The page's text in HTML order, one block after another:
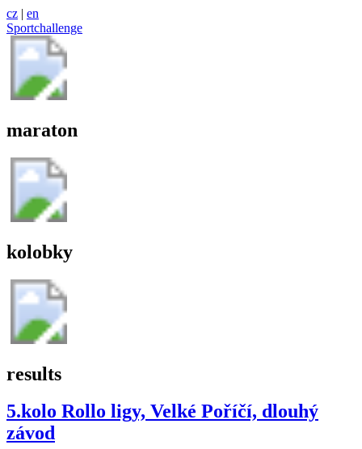
cz | en
Sportchallenge
maraton
kolobky
results
5.kolo Rollo ligy, Velké Poříčí, dlouhý
závod